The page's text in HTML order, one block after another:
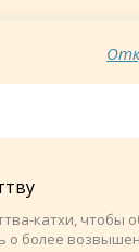
катхи, чтобы
о более